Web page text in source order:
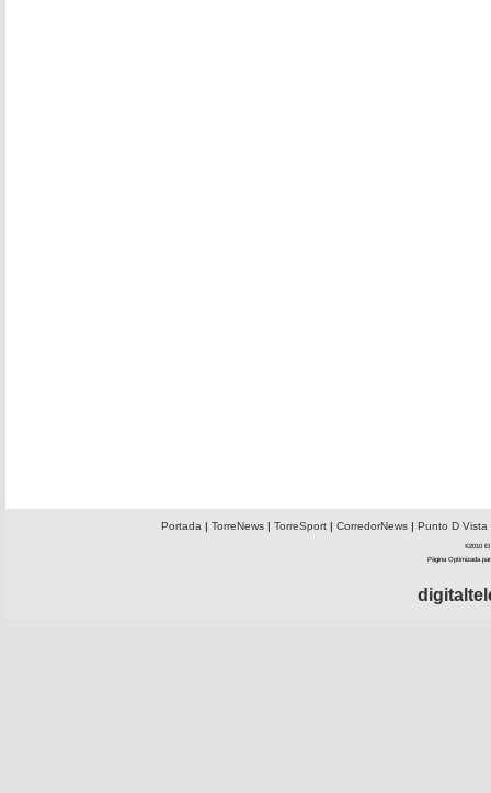
Portada | TorreNews| TorreSport| CorredorNews| Punto D Vista
©2010 El
Página Optimizada